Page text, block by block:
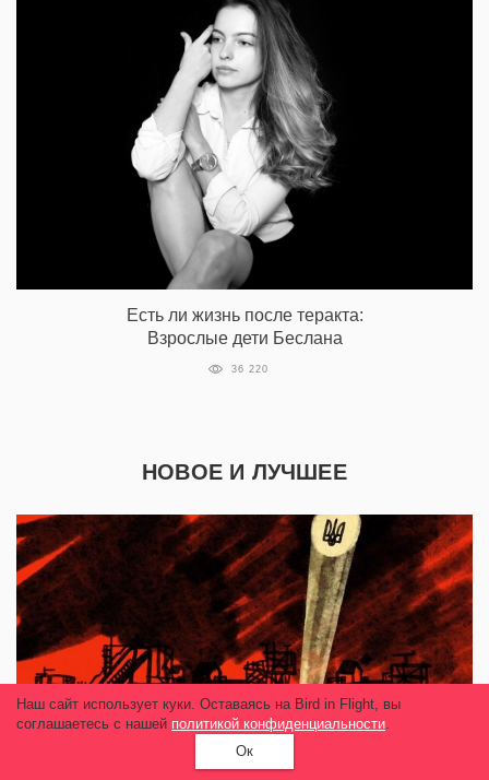
Есть ли жизнь после теракта:
Взрослые дети Беслана
36 220
НОВОЕ И ЛУЧШЕЕ
Наш сайт использует куки. Оставаясь на Bird in Flight, вы
соглашаетесь с нашей политикой конфиденциальности.
Ок